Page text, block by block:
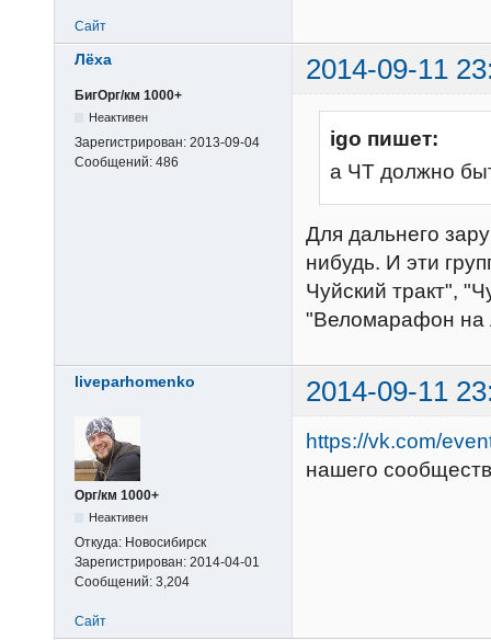
Сайт
Лёха 2014-09-11
БигОрг/км 1000+
Неактивен
Зарегистрирован: 2013-09-04
Сообщений: 486
igo пишет:
а ЧТ должно
Для дальнего
нибудь. И эти
Чуйский тракт",
"Веломарафон на
liveparhomenko 2014-09-11
Орг/км 1000+
Неактивен
Откуда: Новосибирск
Зарегистрирован: 2014-04-01
Сообщений: 3,204
https://vk.com/
нашего
Сайт